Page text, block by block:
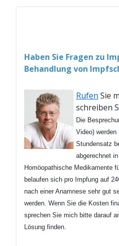
Haben Sie Fragen zu
Behandlung von
Rufen Sie
schreiben
Die
Video)
Stundensatz
abgerechnet
Homöopathische Medikamente
belaufen sich pro Impfung auf
nach einer Anamnese sehr gut
werden. Wenn Sie die Kosten
sprechen Sie mich bitte darauf
Lösung finden.